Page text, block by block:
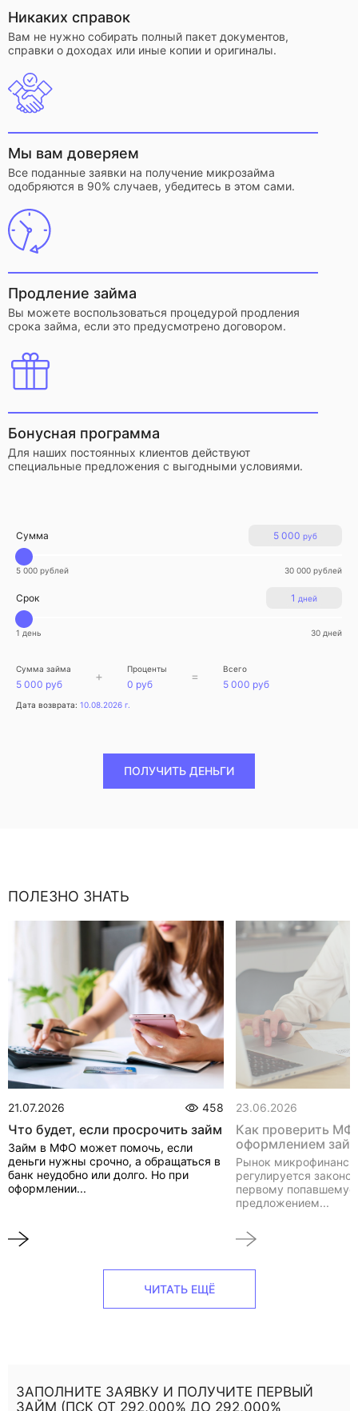
Никаких справок
Вам не нужно собирать полный пакет документов,
справки о доходах или иные копии и оригиналы.
Мы вам доверяем
Все поданные заявки на получение микрозайма
одобряются в 90% случаев, убедитесь в этом сами.
Продление займа
Вы можете воспользоваться процедурой продления
срока займа, если это предусмотрено договором.
Бонусная программа
Для наших постоянных клиентов действуют
специальные предложения с выгодными условиями.
5 000 руб
Сумма
5 000 рублей 30 000 рублей
1 дней
Срок
1 день 30 дней
Сумма займа
5 000 руб
+ Проценты
0 руб
= Всего
5 000 руб
Дата возврата: 10.08.2026 г.
ПОЛУЧИТЬ ДЕНЬГИ
ПОЛЕЗНО ЗНАТЬ
21.07.2026 458
Что будет, если просрочить займ
Займ в МФО может помочь, если
деньги нужны срочно, а обращаться в
банк неудобно или долго. Но при
оформлении...
23.06.2026
Как проверить
оформлением
Рынок
регулируется
первому
предложением...
ЧИТАТЬ ЕЩЁ
ЗАПОЛНИТЕ ЗАЯВКУ И ПОЛУЧИТЕ ПЕРВЫЙ
ЗАЙМ (ПСК ОТ 292,000% ДО 292,000%